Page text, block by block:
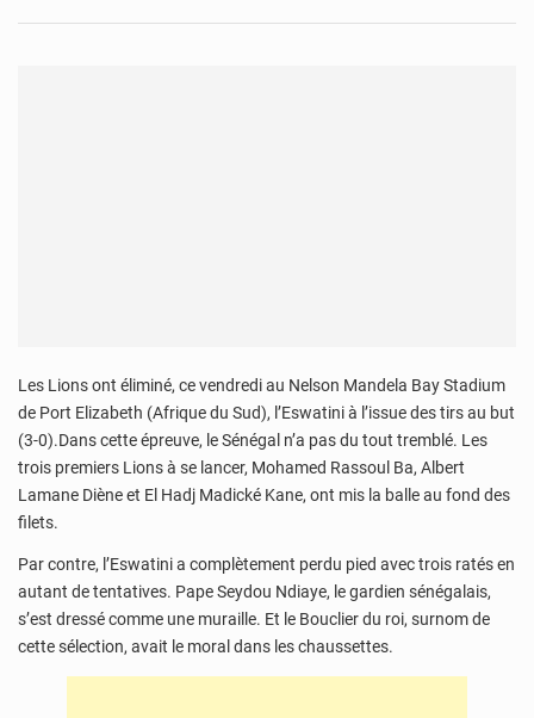
Les Lions ont éliminé, ce vendredi au Nelson Mandela Bay Stadium
de Port Elizabeth (Afrique du Sud), l’Eswatini à l’issue des tirs au but
(3-0).Dans cette épreuve, le Sénégal n’a pas du tout tremblé. Les
trois premiers Lions à se lancer, Mohamed Rassoul Ba, Albert
Lamane Diène et El Hadj Madické Kane, ont mis la balle au fond des
filets.
Par contre, l’Eswatini a complètement perdu pied avec trois ratés en
autant de tentatives. Pape Seydou Ndiaye, le gardien sénégalais,
s’est dressé comme une muraille. Et le Bouclier du roi, surnom de
cette sélection, avait le moral dans les chaussettes.